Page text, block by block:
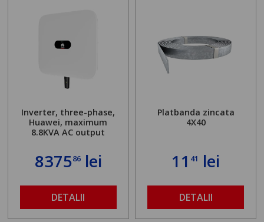
Inverter, three-phase,
Huawei, maximum
8.8KVA AC output
837586lei
DETALII
Platbanda zincata
4X40
11 41 lei
DETALII